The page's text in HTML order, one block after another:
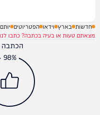
חדשות בארץ וידאו הפטריוטים
מצאתם טעות או בעיה בכתבה? כתבו לנו
הכתבה
98%